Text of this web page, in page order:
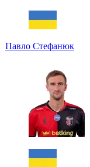
Павло Стефанюк